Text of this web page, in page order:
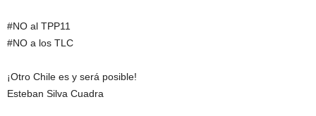
#NO al TPP11
#NO a los TLC
¡Otro Chile es y será posible!
Esteban Silva Cuadra